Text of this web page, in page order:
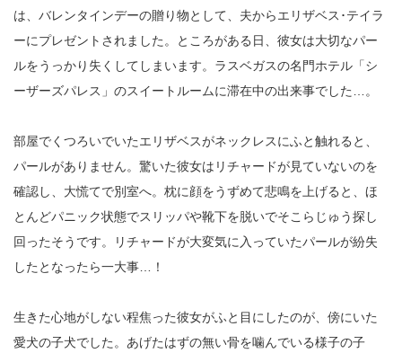
は、バレンタインデーの贈り物として、夫からエリザベス･テイラ
ーにプレゼントされました。ところがある日、彼女は大切なパー
ルをうっかり失くしてしまいます。ラスベガスの名門ホテル「シ
ーザーズパレス」のスイートルームに滞在中の出来事でした…。
部屋でくつろいでいたエリザベスがネックレスにふと触れると、
パールがありません。驚いた彼女はリチャードが見ていないのを
確認し、大慌てで別室へ。枕に顔をうずめて悲鳴を上げると、ほ
とんどパニック状態でスリッパや靴下を脱いでそこらじゅう探し
回ったそうです。リチャードが大変気に入っていたパールが紛失
したとなったら一大事…！
生きた心地がしない程焦った彼女がふと目にしたのが、傍にいた
愛犬の子犬でした。あげたはずの無い骨を噛んでいる様子の子